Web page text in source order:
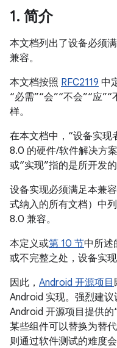
1. 简介
本文档列出了设备必须
兼容。
本文档按照 RFC2119 中
“必需”“会”“不会”“应
样。
在本文档中，“设备实现
8.0 的硬件/软件解决方
或“实现”指的是所开发
设备实现必须满足本兼
式纳入的所有文档）中
8.0 兼容。
本定义或第 10 节中所述
或不完整之处，设备实
因此， Android 开源项目
Android 实现。强烈建
Android 开源项目提供
某些组件可以替换为替
则通过软件测试的难度